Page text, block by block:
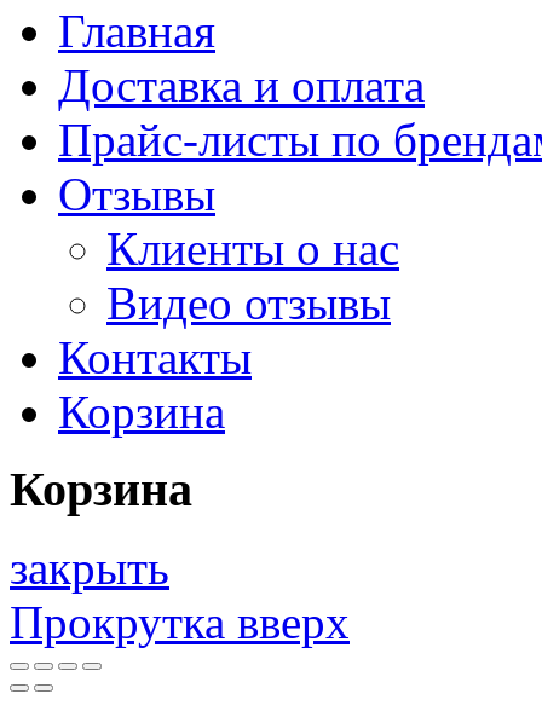
Главная
Доставка и оплата
Прайс-листы по
Отзывы
Клиенты о нас
Видео отзывы
Контакты
Корзина
Корзина
закрыть
Прокрутка вверх